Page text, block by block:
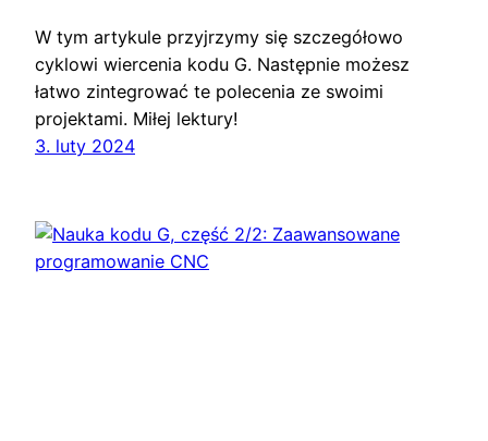
W tym artykule przyjrzymy się szczegółowo
cyklowi wiercenia kodu G. Następnie możesz
łatwo zintegrować te polecenia ze swoimi
projektami. Miłej lektury!
3. luty 2024